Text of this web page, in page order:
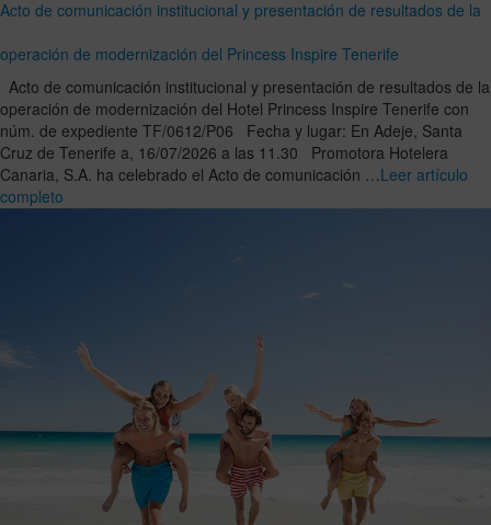
Acto de comunicación institucional y presentación de resultados de la
operación de modernización del Princess Inspire Tenerife
Acto de comunicación institucional y presentación de resultados de la
operación de modernización del Hotel Princess Inspire Tenerife con
núm. de expediente TF/0612/P06 Fecha y lugar: En Adeje, Santa
Cruz de Tenerife a, 16/07/2026 a las 11.30 Promotora Hotelera
Canaria, S.A. ha celebrado el Acto de comunicación …Leer artículo
completo